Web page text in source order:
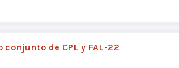
conjunto de CPL y FAL-22